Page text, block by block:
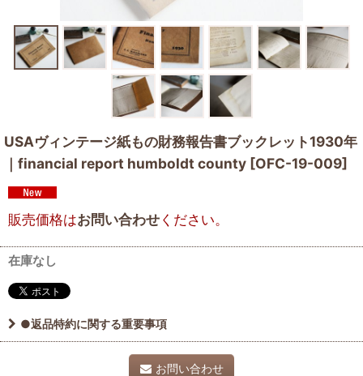
USAヴィンテージ紙もの財務報告書ブックレット1930年
｜financial report humboldt county [OFC-19-009]
販売価格はお問い合わせください。
在庫なし
●返品特約に関する重要事項
お問い合わせ